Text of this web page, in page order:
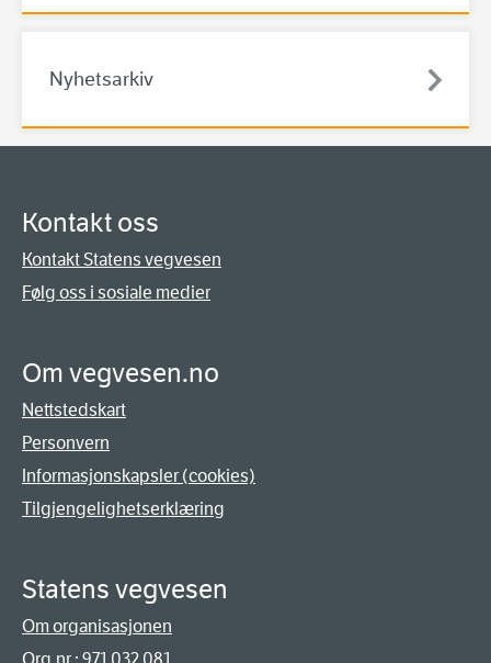
Nyhetsarkiv
Kontakt oss
Kontakt Statens vegvesen
Følg oss i sosiale medier
Om vegvesen.no
Nettstedskart
Personvern
Informasjonskapsler (cookies)
Tilgjengelighetserklæring
Statens vegvesen
Om organisasjonen